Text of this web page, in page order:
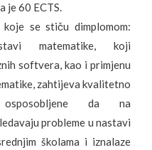
je 60 ECTS.
se stiču dimplomom:
matematike, koji
softvera, kao i primjenu
zahtijeva kvalitetno
osposobljene da na
probleme u nastavi
školama i iznalaze